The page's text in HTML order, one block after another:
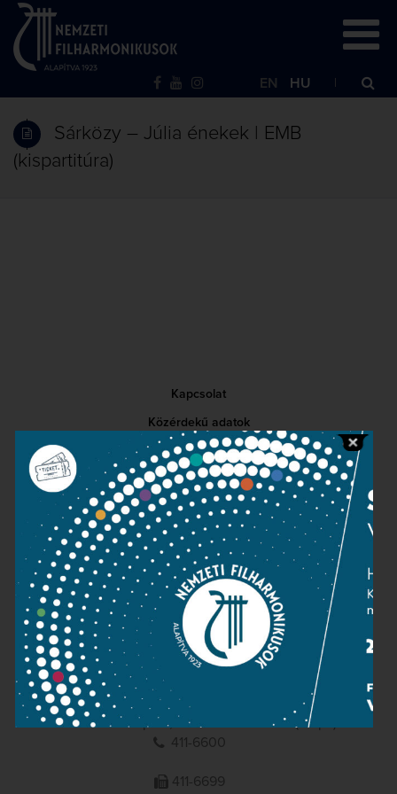
EN HU
Sárközy – Júlia énekek | EMB
(kispartitúra)
Kapcsolat
Közérdekű adatok
Sajtószoba
Adatvédelem
Impresszum
NEMZETI
FILHARMONIKUSOK
1095 Budapest, Komor Marcell u. 1. (Müpa)
411-6600
411-6699